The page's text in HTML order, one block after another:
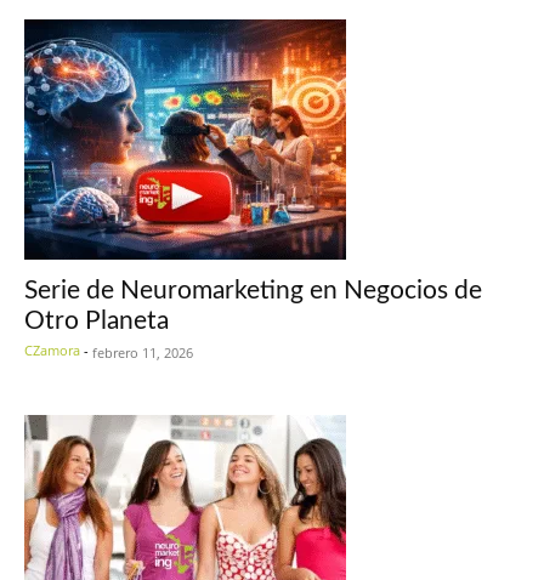
Serie de Neuromarketing en Negocios de
Otro Planeta
CZamora - febrero 11, 2026